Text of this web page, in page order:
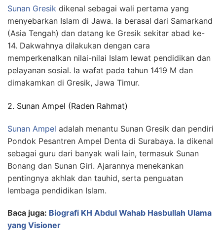
Sunan Gresik dikenal sebagai wali pertama yang
menyebarkan Islam di Jawa. Ia berasal dari Samarkand
(Asia Tengah) dan datang ke Gresik sekitar abad ke-
14. Dakwahnya dilakukan dengan cara
memperkenalkan nilai-nilai Islam lewat pendidikan dan
pelayanan sosial. Ia wafat pada tahun 1419 M dan
dimakamkan di Gresik, Jawa Timur.
2. Sunan Ampel (Raden Rahmat)
Sunan Ampel adalah menantu Sunan Gresik dan pendiri
Pondok Pesantren Ampel Denta di Surabaya. Ia dikenal
sebagai guru dari banyak wali lain, termasuk Sunan
Bonang dan Sunan Giri. Ajarannya menekankan
pentingnya akhlak dan tauhid, serta penguatan
lembaga pendidikan Islam.
Baca juga: Biografi KH Abdul Wahab Hasbullah Ulama
yang Visioner